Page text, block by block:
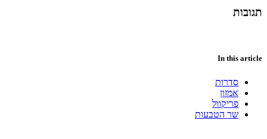
תגובות
In this article
סדרות
אמזון
פריקוול
שר הטבעות